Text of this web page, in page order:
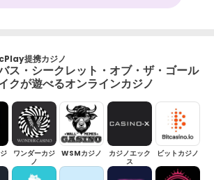
提携カジノ
ス・シークレット・オブ・ザ・ゴール
クが遊べるオンラインカジノ
ワンダーカジ
ノ
WSMカジノ
カジノエック
ス
ビットカジノ